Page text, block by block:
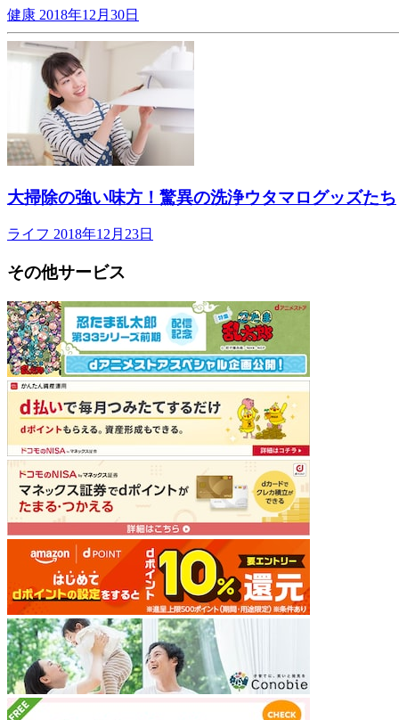
健康 2018年12月30日
大掃除の強い味方！驚異の洗浄ウタマログッズたち
ライフ 2018年12月23日
その他サービス